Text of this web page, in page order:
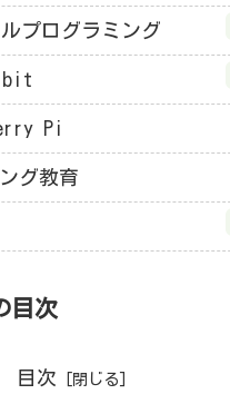
プログラミング
Pi
グ教育
目次
目次